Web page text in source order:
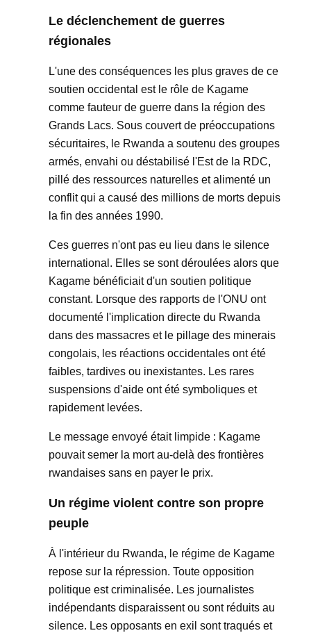
Le déclenchement de guerres
régionales
L'une des conséquences les plus graves de ce
soutien occidental est le rôle de Kagame
comme fauteur de guerre dans la région des
Grands Lacs. Sous couvert de préoccupations
sécuritaires, le Rwanda a soutenu des groupes
armés, envahi ou déstabilisé l'Est de la RDC,
pillé des ressources naturelles et alimenté un
conflit qui a causé des millions de morts depuis
la fin des années 1990.
Ces guerres n'ont pas eu lieu dans le silence
international. Elles se sont déroulées alors que
Kagame bénéficiait d'un soutien politique
constant. Lorsque des rapports de l'ONU ont
documenté l'implication directe du Rwanda
dans des massacres et le pillage des minerais
congolais, les réactions occidentales ont été
faibles, tardives ou inexistantes. Les rares
suspensions d'aide ont été symboliques et
rapidement levées.
Le message envoyé était limpide : Kagame
pouvait semer la mort au-delà des frontières
rwandaises sans en payer le prix.
Un régime violent contre son propre
peuple
À l'intérieur du Rwanda, le régime de Kagame
repose sur la répression. Toute opposition
politique est criminalisée. Les journalistes
indépendants disparaissent ou sont réduits au
silence. Les opposants en exil sont traqués et